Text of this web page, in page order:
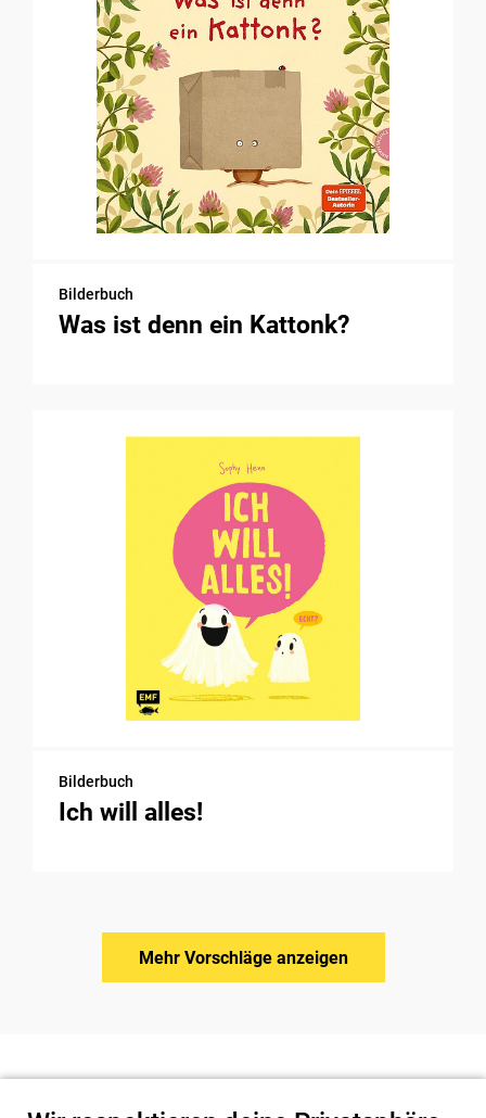
Bilderbuch
Was ist denn ein Kattonk?
Bilderbuch
Ich will alles!
Mehr Vorschläge anzeigen